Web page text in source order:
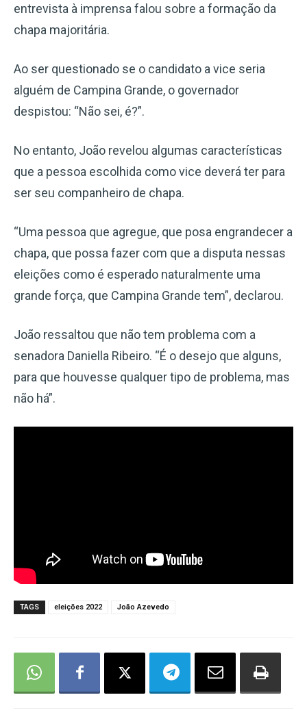
entrevista à imprensa falou sobre a formação da
chapa majoritária.
Ao ser questionado se o candidato a vice seria
alguém de Campina Grande, o governador
despistou: “Não sei, é?”.
No entanto, João revelou algumas características
que a pessoa escolhida como vice deverá ter para
ser seu companheiro de chapa.
“Uma pessoa que agregue, que posa engrandecer a
chapa, que possa fazer com que a disputa nessas
eleições como é esperado naturalmente uma
grande força, que Campina Grande tem”, declarou.
João ressaltou que não tem problema com a
senadora Daniella Ribeiro. “É o desejo que alguns,
para que houvesse qualquer tipo de problema, mas
não há”.
TAGS eleições 2022 João Azevedo